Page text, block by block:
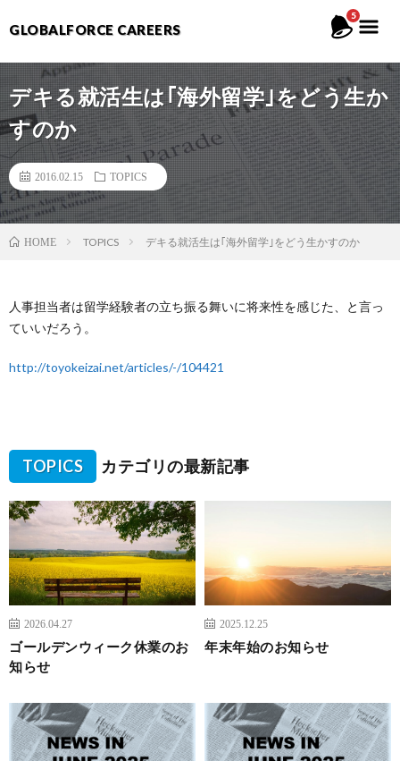
5
GLOBALFORCE CAREERS
デキる就活生は｢海外留学｣をどう生か
すのか
2016.02.15 TOPICS
HOME TOPICS デキる就活生は｢海外留学｣をどう生かすのか
人事担当者は留学経験者の立ち振る舞いに将来性を感じた、と言っ
ていいだろう。
http://toyokeizai.net/articles/-/104421
TOPICS カテゴリの最新記事
2026.04.27
ゴールデンウィーク休業のお
知らせ
2025.12.25
年末年始のお知らせ